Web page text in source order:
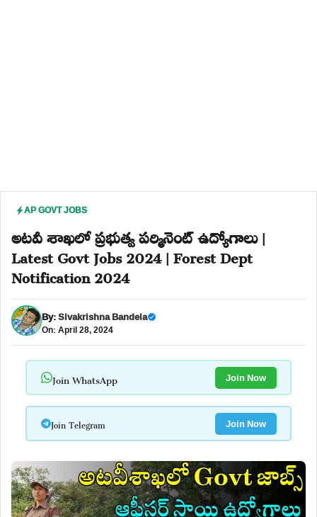
AP GOVT JOBS
అటవీ శాఖలో ప్రభుత్వ పర్మినెంట్ ఉద్యోగాలు |
Latest Govt Jobs 2024 | Forest Dept
Notification 2024
By:Sivakrishna Bandela
On: April 28, 2024
Join WhatsApp Join Now
Join Telegram Join Now